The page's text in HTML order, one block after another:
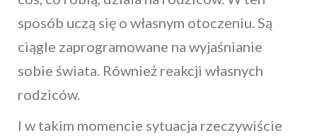
sposób uczą się o własnym otoczeniu. Są
ciągle zaprogramowane na wyjaśnianie
sobie świata. Również reakcji własnych
rodziców.
I w takim momencie sytuacja rzeczywiście